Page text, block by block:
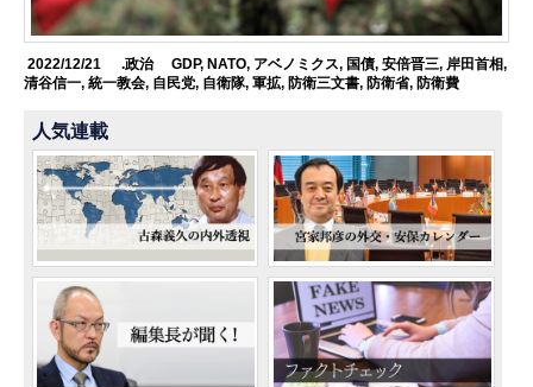
2022/12/21 .政治 GDP, NATO, アベノミクス, 国債, 安倍晋三, 岸田首相,
清谷信一,統一教会, 自民党, 自衛隊,軍拡, 防衛三文書, 防衛省, 防衛費
人気連載